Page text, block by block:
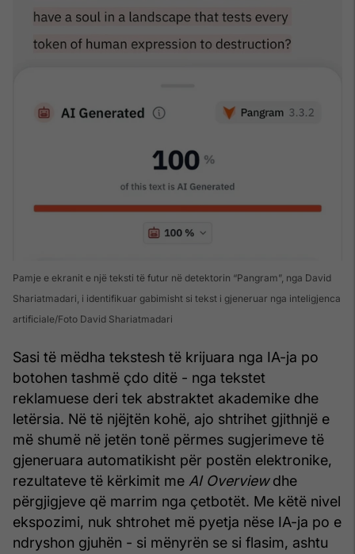
Pamje e ekranit e një teksti të futur në detektorin “Pangram”, nga David
Shariatmadari, i identifikuar gabimisht si tekst i gjeneruar nga inteligjenca
artificiale Foto David Shariatmadari
Sasi të mëdha tekstesh të krijuara nga IA-ja po
botohen tashmë çdo ditë - nga tekstet
reklamuese deri tek abstraktet akademike dhe
letërsia. Në të njëjtën kohë, ajo shtrihet gjithnjë e
më shumë në jetën tonë përmes sugjerimeve të
gjeneruara automatikisht për postën elektronike,
rezultateve të kërkimit me AI Overviewdhe
përgjigjeve që marrim nga çetbotët. Me këtë nivel
ekspozimi, nuk shtrohet më pyetja nëse IA-ja po e
ndryshon gjuhën - si mënyrën se si flasim, ashtu